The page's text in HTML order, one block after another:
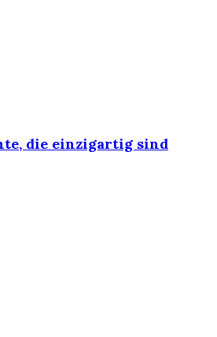
die einzigartig sind